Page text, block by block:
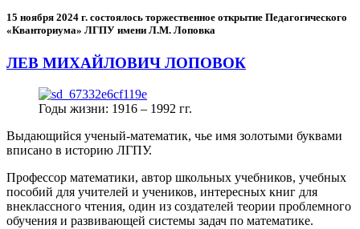
15 ноября 2024 г. состоялось торжественное открытие Педагогического
«Кванториума» ЛГПУ имени Л.М. Лоповка
ЛЕВ МИХАЙЛОВИЧ ЛОПОВОК
Годы жизни: 1916 – 1992 гг.
Выдающийся ученый-математик, чье имя золотыми буквами
вписано в историю ЛГПУ.
Профессор математики, автор школьных учебников, учебных
пособий для учителей и учеников, интересных книг для
внеклассного чтения, один из создателей теории проблемного
обучения и развивающей системы задач по математике.